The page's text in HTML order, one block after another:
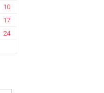
10
17
24